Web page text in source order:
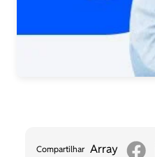
Compartilhar Array